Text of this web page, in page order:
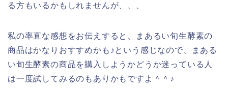
る方もいるかもしれませんが、、、
私の率直な感想をお伝えすると、まあるい旬生酵素の
商品はかなりおすすめかも♪という感じなので、まある
い旬生酵素の商品を購入しようかどうか迷っている人
は一度試してみるのもありかもですよ＾＾♪